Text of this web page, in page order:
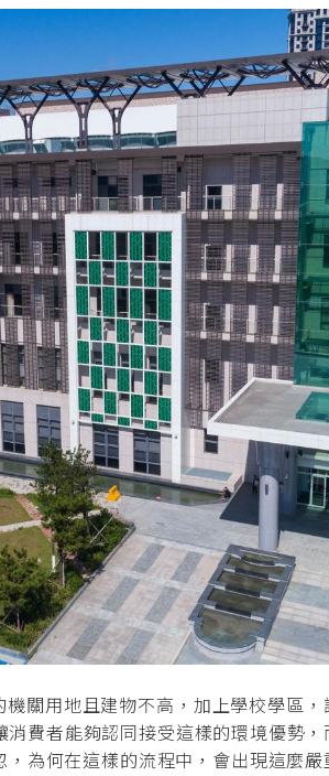
關用地且建物不高，加上學校學區
費者能夠認同接受這樣的環境優勢
為何在這樣的流程中，會出現這麼